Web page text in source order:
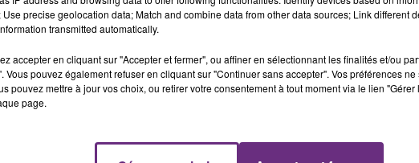
UNE JEUNE AUTOMOBILISTE GRIÈVEMENT
Use precise geolocation data; Match and combine data from other data sources; Link different
transmitted automatically.
accepter en cliquant sur "Accepter et fermer", ou affiner en sélectionnant les finalités et/ou
Vous pouvez également refuser en cliquant sur "Continuer sans accepter". Vos préférences
pouvez mettre à jour vos choix, ou retirer votre consentement à tout moment via le lien
page.